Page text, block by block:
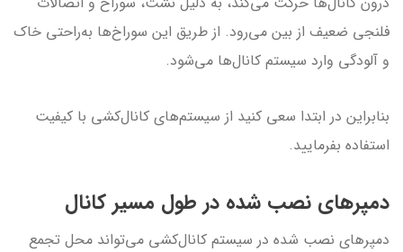
فلنجی ضعیف از بین می‌رود. از طریق این سوراخ‌ها به‌راحتی خاک
و آلودگی وارد سیستم کانال‌ها می‌شود.
بنابراین در ابتدا سعی کنید از سیستم‌های کانال‌کشی با کیفیت
استفاده بفرمایید.
دمپرهای نصب شده در طول مسیر کانال
دمپرهای نصب شده در سیستم کانال‌کشی می‌تواند محل تجمع